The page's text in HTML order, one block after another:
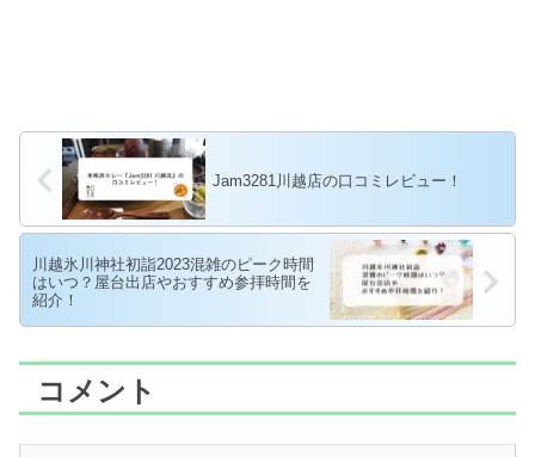
Jam3281川越店の口コミレビュー！
川越氷川神社初詣2023混雑のピーク時間
はいつ？屋台出店やおすすめ参拝時間を
紹介！
コメント